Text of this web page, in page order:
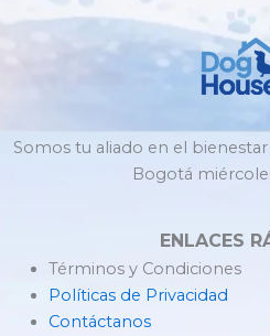
Somos tu aliado en el
Bogotá
ENLACES
Términos y Condiciones
Políticas de Privacidad
Contáctanos